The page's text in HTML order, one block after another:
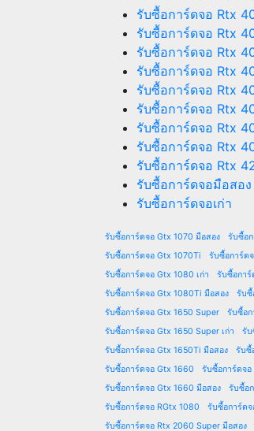
รับซื้อการ์ดจอ Rtx
รับซื้อการ์ดจอ Rtx
รับซื้อการ์ดจอ Rtx
รับซื้อการ์ดจอ Rtx
รับซื้อการ์ดจอ Rtx
รับซื้อการ์ดจอ Rtx
รับซื้อการ์ดจอ Rtx
รับซื้อการ์ดจอ Rtx
รับซื้อการ์ดจอ Rtx
รับซื้อการ์ดจอมือสอง
รับซื้อการ์ดจอเก่า
รับซื้อการ์ดจอ Gtx 1070 มือสอง
รับซื้อก
รับซื้อการ์ดจอ Gtx 1070Ti
รับซื้อการ์ด
รับซื้อการ์ดจอ Gtx 1080 เก่า
รับซื้อการ์
รับซื้อการ์ดจอ Gtx 1080Ti มือสอง
รับซื้
รับซื้อการ์ดจอ Gtx 1650 Super
รับซื้อก
รับซื้อการ์ดจอ Gtx 1650 Super เก่า
รับ
รับซื้อการ์ดจอ Gtx 1650Ti มือสอง
รับซื้
รับซื้อการ์ดจอ Gtx 1660
รับซื้อการ์ดจ
รับซื้อการ์ดจอ Gtx 1660 มือสอง
รับซื้อ
รับซื้อการ์ดจอ RGtx 1080
รับซื้อการ์ด
รับซื้อการ์ดจอ Rtx 2060 Super มือสอง